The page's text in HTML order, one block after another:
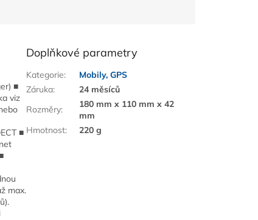
■
viz
■
max.
Doplňkové parametry
Kategorie:
Mobily, GPS
Záruka:
24 měsíců
Rozměry:
180 mm x 110 mm x 42
mm
Hmotnost: 220 g